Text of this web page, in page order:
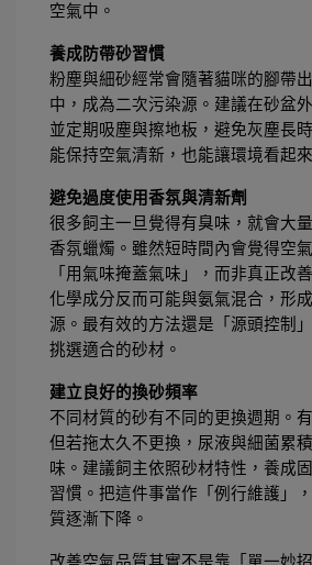
空氣中。
養成防帶砂習慣
粉塵與細砂經常會隨著貓咪的腳帶
中，成為二次污染源。建議在砂盆
並定期吸塵與擦地板，避免灰塵長
能保持空氣清新，也能讓環境看起
避免過度使用香氛與清新劑
很多飼主一旦覺得有臭味，就會大
香氛蠟燭。雖然短時間內會覺得空
「用氣味掩蓋氣味」，而非真正改
化學成分反而可能與氨氣混合，形
源。最有效的方法還是「源頭控制
挑選適合的砂材。
建立良好的換砂頻率
不同材質的砂有不同的更換週期。
但若拖太久不更換，尿液與細菌累
味。建議飼主依照砂材特性，養成
習慣。把這件事當作「例行維護」
質逐漸下降。
改善空氣品質其實不是靠「單一妙